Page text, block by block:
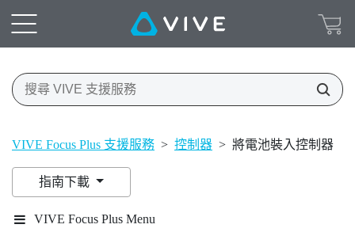
VIVE Focus Plus 支援服務 > 控制器 > 將電池裝入控制器
指南下載
VIVE Focus Plus Menu